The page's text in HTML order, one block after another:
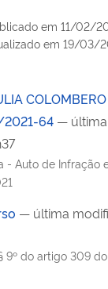
em 11/02/
em 19/03/
64 —
- Auto de Infração
— última
9º do artigo 309